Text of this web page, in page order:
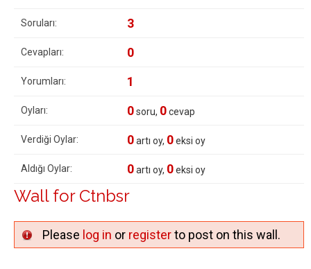
Soruları: 3
Cevapları: 0
Yorumları: 1
Oyları: 0soru, 0cevap
Verdiği Oylar: 0artı oy, 0eksi oy
Aldığı Oylar: 0artı oy, 0eksi oy
Wall for Ctnbsr
Please log in or registerto post on this wall.